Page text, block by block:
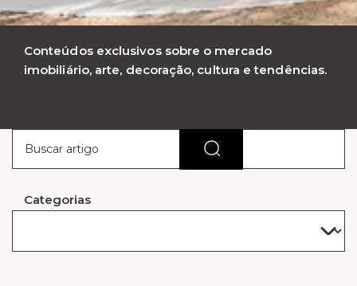
Conteúdos exclusivos sobre o mercado
imobiliário, arte, decoração, cultura e tendências.
Categorias